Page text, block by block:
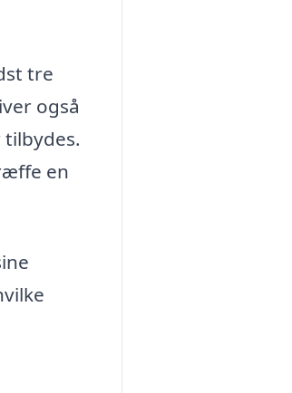
tre
også
en